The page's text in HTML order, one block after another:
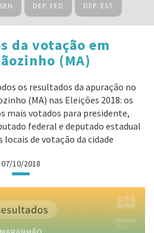
SEN DEP. FED DEP. EST
da votação em
(MA)
os resultados da apuração no
(MA) nas Eleições 2018: os
mais votados para presidente,
federal e deputado estadual
de votação da cidade
07/10/2018